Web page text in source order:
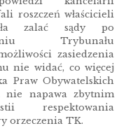
roszczeń właścicieli
zalać sądy po
Trybunału
zasiedzenia
nie widać, co więcej
Praw Obywatelskich
nie napawa zbytnim
respektowania
orzeczenia TK.